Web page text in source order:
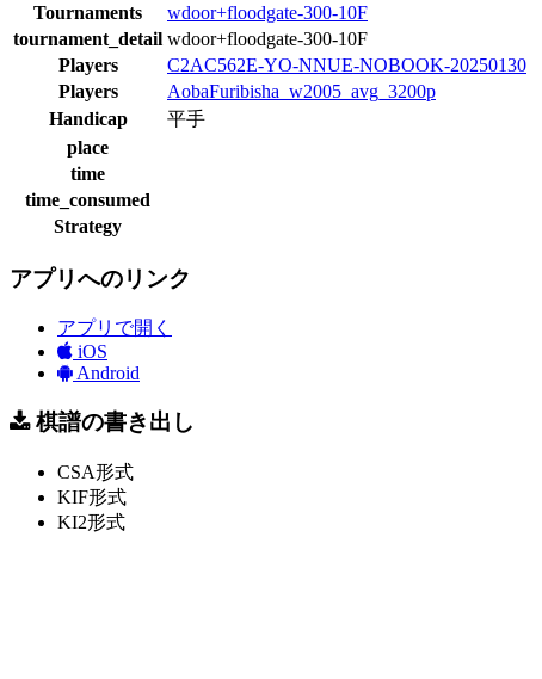
Tournaments
wdoor+floodgate-300-10F
tournament_detail wdoor+floodgate-300-10F
Players
C2AC562E-YO-NNUE-NOBOOK-20250130
Players
AobaFuribisha_w2005_avg_3200p
Handicap
平手
place
time
time_consumed
Strategy
アプリへのリンク
アプリで開く
iOS
Android
棋譜の書き出し
CSA形式
KIF形式
KI2形式